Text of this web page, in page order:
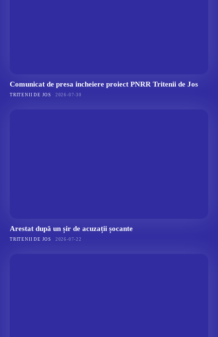
Comunicat de presa incheiere proiect PNRR Tritenii de Jos
TRITENII DE JOS 2026-07-30
Arestat după un șir de acuzații șocante
TRITENII DE JOS 2026-07-22